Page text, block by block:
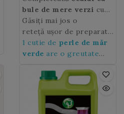
revigorantă, de
prospețime în Bubble
tea, cocktailuri și în
deserturi.
bule de mere verzi cu
lapte sausirop de fructe
și voilà, băutura Bubble
este gata!
Găsiți mai jos o
reteță ușor de preparat
cuperle cu suc natural
de Mere verzipe care
1 cutie de perle de măr
verde are o greutate